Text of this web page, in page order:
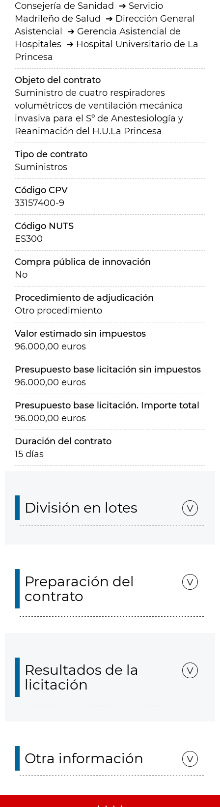
Consejería de Sanidad
Servicio
Madrileño de Salud
Dirección General
Asistencial
Gerencia Asistencial de
Hospitales
Hospital Universitario de La
Princesa
Objeto del contrato
Suministro de cuatro respiradores
volumétricos de ventilación mecánica
invasiva para el Sº de Anestesiología y
Reanimación del H.U.La Princesa
Tipo de contrato
Suministros
Código CPV
33157400-9
Código NUTS
ES300
Compra pública de innovación
No
Procedimiento de adjudicación
Otro procedimiento
Valor estimado sin impuestos
96.000,00 euros
Presupuesto base licitación sin impuestos
96.000,00 euros
Presupuesto base licitación. Importe total
96.000,00 euros
Duración del contrato
15 días
División en lotes
Preparación del
contrato
Resultados de la
licitación
Otra información